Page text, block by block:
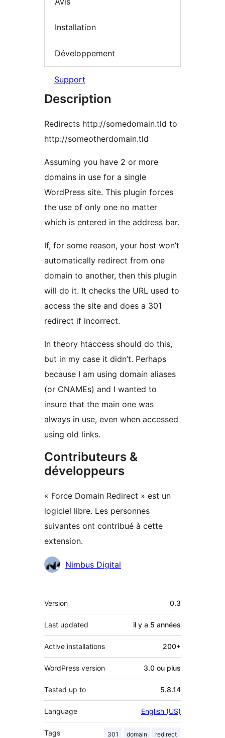
Installation
Développement
Support
Description
Redirects http://somedomain.tld to
http://someotherdomain.tld
Assuming you have 2 or more
domains in use for a single
WordPress site. This plugin forces
the use of only one no matter
which is entered in the address bar.
If, for some reason, your host won’t
automatically redirect from one
domain to another, then this plugin
will do it. It checks the URL used to
access the site and does a 301
redirect if incorrect.
In theory htaccess should do this,
but in my case it didn’t. Perhaps
because I am using domain aliases
(or CNAMEs) and I wanted to
insure that the main one was
always in use, even when accessed
using old links.
Contributeurs &
développeurs
« Force Domain Redirect » est un
logiciel libre. Les personnes
suivantes ont contribué à cette
extension.
Contributeurs
Nimbus Digital
Méta
Version 0.3
Last updated il y a 5 années
Active installations 200+
WordPress version 3.0 ou plus
Tested up to 5.8.14
Language English (US)
Tags 301 domain redirect